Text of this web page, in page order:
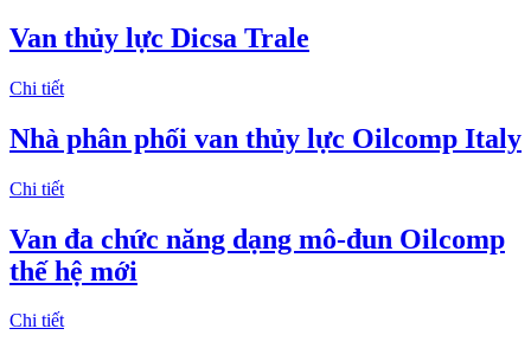
Van thủy lực Dicsa Trale
Chi tiết
Nhà phân phối van thủy lực Oilcomp Italy
Chi tiết
Van đa chức năng dạng mô-đun Oilcomp
thế hệ mới
Chi tiết